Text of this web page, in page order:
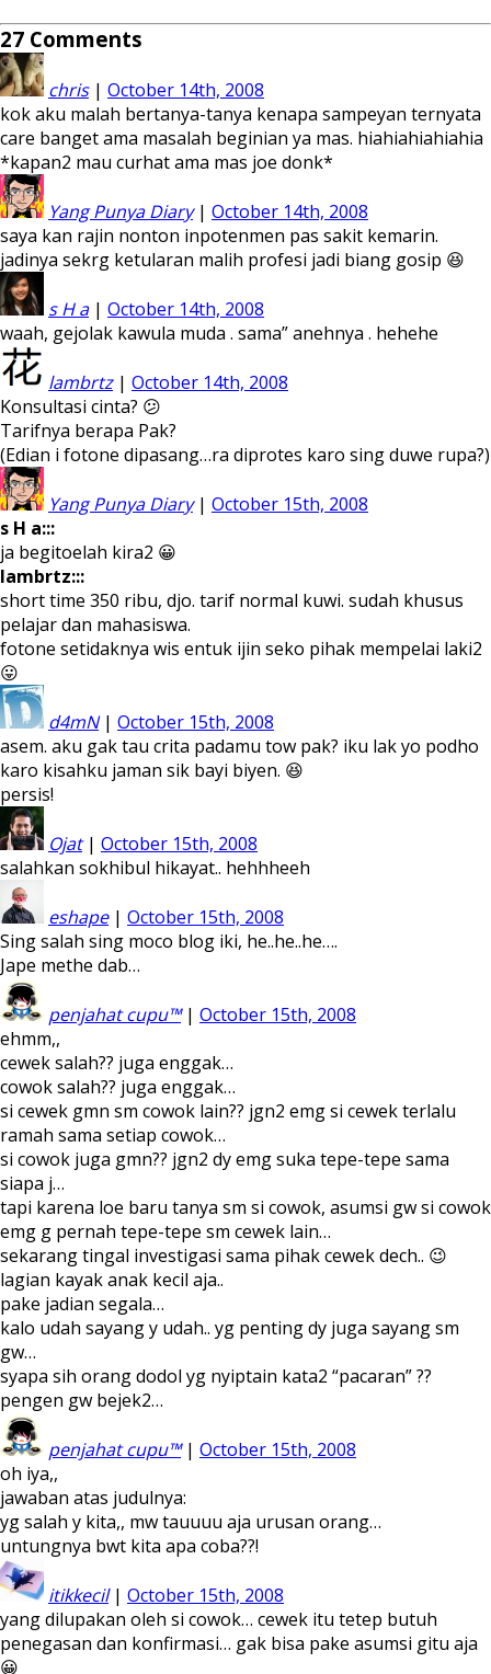
27 Comments
chris| October 14th, 2008
kok aku malah bertanya-tanya kenapa sampeyan ternyata
care banget ama masalah beginian ya mas. hiahiahiahiahia
*kapan2 mau curhat ama mas joe donk*
Yang Punya Diary| October 14th, 2008
saya kan rajin nonton inpotenmen pas sakit kemarin.
jadinya sekrg ketularan malih profesi jadi biang gosip 😆
s H a| October 14th, 2008
waah, gejolak kawula muda . sama” anehnya . hehehe
lambrtz| October 14th, 2008
Konsultasi cinta? 😕
Tarifnya berapa Pak?
(Edian i fotone dipasang…ra diprotes karo sing duwe rupa?)
Yang Punya Diary| October 15th, 2008
s H a:::
ja begitoelah kira2 😀
lambrtz:::
short time 350 ribu, djo. tarif normal kuwi. sudah khusus
pelajar dan mahasiswa.
fotone setidaknya wis entuk ijin seko pihak mempelai laki2
😛
d4mN| October 15th, 2008
asem. aku gak tau crita padamu tow pak? iku lak yo podho
karo kisahku jaman sik bayi biyen. 😆
persis!
Ojat| October 15th, 2008
salahkan sokhibul hikayat.. hehhheeh
eshape| October 15th, 2008
Sing salah sing moco blog iki, he..he..he….
Jape methe dab…
penjahat cupu™| October 15th, 2008
ehmm,,
cewek salah?? juga enggak…
cowok salah?? juga enggak…
si cewek gmn sm cowok lain?? jgn2 emg si cewek terlalu
ramah sama setiap cowok…
si cowok juga gmn?? jgn2 dy emg suka tepe-tepe sama
siapa j…
tapi karena loe baru tanya sm si cowok, asumsi gw si cowok
emg g pernah tepe-tepe sm cewek lain…
sekarang tingal investigasi sama pihak cewek dech.. 😉
lagian kayak anak kecil aja..
pake jadian segala…
kalo udah sayang y udah.. yg penting dy juga sayang sm
gw…
syapa sih orang dodol yg nyiptain kata2 “pacaran” ??
pengen gw bejek2…
penjahat cupu™| October 15th, 2008
oh iya,,
jawaban atas judulnya:
yg salah y kita,, mw tauuuu aja urusan orang…
untungnya bwt kita apa coba??!
itikkecil| October 15th, 2008
yang dilupakan oleh si cowok… cewek itu tetep butuh
penegasan dan konfirmasi… gak bisa pake asumsi gitu aja
😀